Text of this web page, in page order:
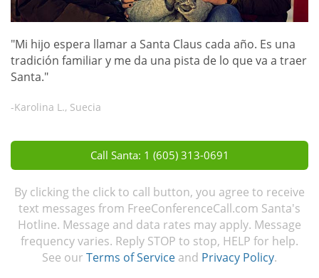
"Mi hijo espera llamar a Santa Claus cada año. Es una
tradición familiar y me da una pista de lo que va a traer
Santa."
-Karolina L., Suecia
Call Santa: 1 (605) 313-0691
By clicking the click to call button, you agree to receive
text messages from FreeConferenceCall.com Santa's
Hotline. Message and data rates may apply. Message
frequency varies. Reply STOP to stop, HELP for help.
See our Terms of Service and Privacy Policy.